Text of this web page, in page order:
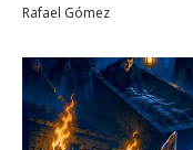
Rafael Gómez